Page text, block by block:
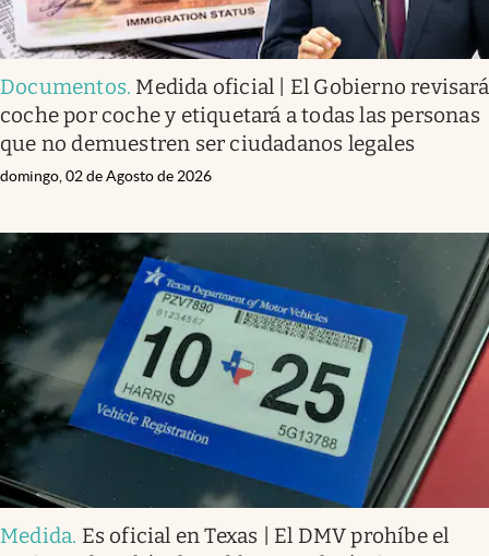
Documentos. Medida oficial | El Gobierno revisará
coche por coche y etiquetará a todas las personas
que no demuestren ser ciudadanos legales
domingo, 02 de Agosto de 2026
Medida. Es oficial en Texas | El DMV prohíbe el